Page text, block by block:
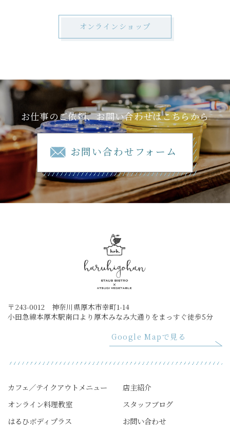
オンラインショップ
お仕事のご依頼、お問い合わせはこちらから
お問い合わせフォーム
〒243-0012 神奈川県厚木市幸町1-14
小田急線本厚木駅南口より厚木みなみ大通りをまっすぐ徒歩5分
Google Mapで見る
カフェ／テイクアウトメニュー
オンライン料理教室
はるひボディプラス
店主紹介
スタッフブログ
お問い合わせ